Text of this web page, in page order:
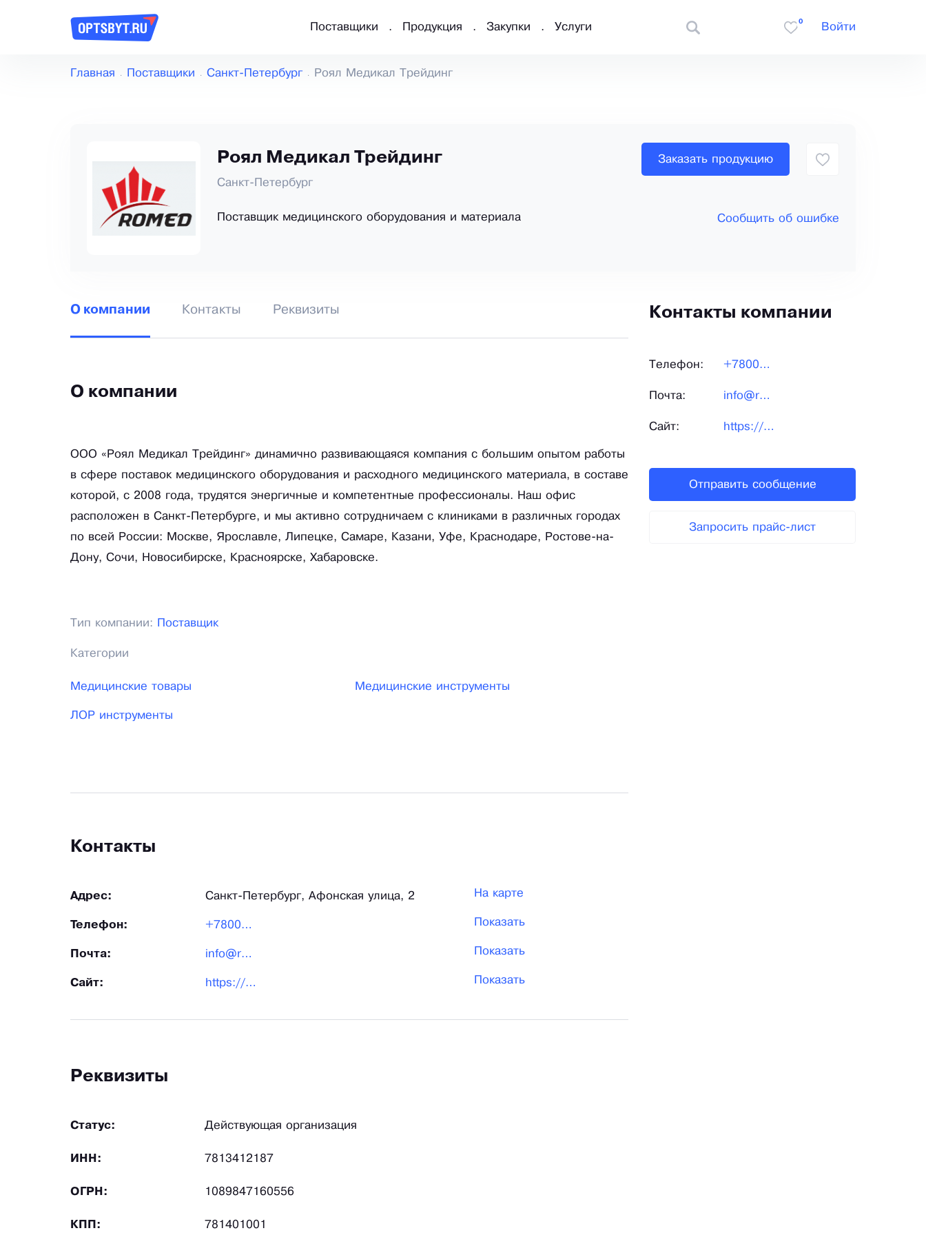
Поставщики Продукция Закупки Услуги
0
Войти
Главная Поставщики Санкт-Петербург Роял Медикал Трейдинг
Роял Медикал Трейдинг
Санкт-Петербург
Поставщик медицинского оборудования и материала
Заказать продукцию
Сообщить об ошибке
О компании Контакты Реквизиты
О компании
ООО «Роял Медикал Трейдинг» динамично развивающаяся компания с большим опытом работы
в сфере поставок медицинского оборудования и расходного медицинского материала, в составе
которой, с 2008 года, трудятся энергичные и компетентные профессионалы. Наш офис
расположен в Санкт-Петербурге, и мы активно сотрудничаем с клиниками в различных городах
по всей России: Москве, Ярославле, Липецке, Самаре, Казани, Уфе, Краснодаре, Ростове-на-
Дону, Сочи, Новосибирске, Красноярске, Хабаровске.
Тип компании: Поставщик
Категории
Медицинские товары Медицинские инструменты
ЛОР инструменты
Контакты
Адрес: Санкт-Петербург, Афонская улица, 2 На карте
Телефон: +7800234-08-76 Показать
Почта: info@ro-med.ru Показать
Сайт: https://ekb.ro-med.ru/ Показать
Реквизиты
Статус: Действующая организация
ИНН: 7813412187
ОГРН: 1089847160556
КПП: 781401001
Контакты компании
Телефон: +7800234-08-76
Почта: info@ro-med.ru
Сайт: https://ekb.ro-med.ru/
Отправить сообщение
Запросить прайс-лист